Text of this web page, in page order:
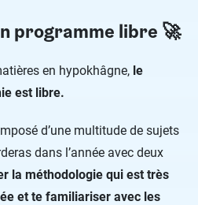
programme libre 🚀
en hypokhâgne, le
est libre.
d’une multitude de sujets
dans l’année avec deux
la méthodologie qui est très
et te familiariser avec les